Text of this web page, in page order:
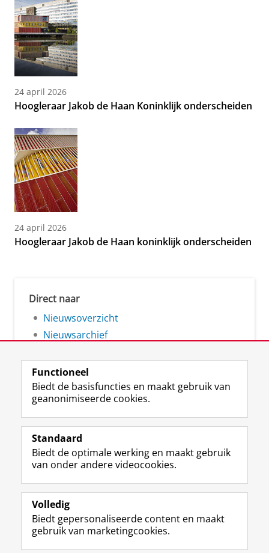
24 april 2026
Hoogleraar Jakob de Haan Koninklijk onderscheiden
24 april 2026
Hoogleraar Jakob de Haan koninklijk onderscheiden
Direct naar
Nieuwsoverzicht
Nieuwsarchief
Volg de RUG
F
a
e
b
o
p
a
L
i
k
e
I
-
p
R
S
-
f
e
R
I
n
t
r
m
Y
o
T
e
k
Studiekiezers
Alumni
Over ons
Functioneel
Biedt de basisfuncties en maakt gebruik van
geanonimiseerde cookies.
Standaard
Biedt de optimale werking en maakt gebruik
van onder andere videocookies.
Volledig
Biedt gepersonaliseerde content en maakt
gebruik van marketingcookies.